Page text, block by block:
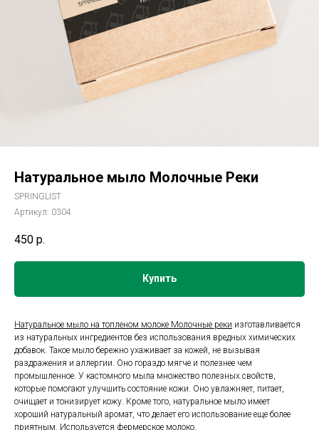
Натуральное мыло Молочные Реки
SPRINGLIST
Артикул: 0304
450 р.
Купить
Натуральное мыло на топленом молоке Молочные реки изготавливается
из натуральных ингредиентов без использования вредных химических
добавок. Такое мыло бережно ухаживает за кожей, не вызывая
раздражения и аллергии. Оно гораздо мягче и полезнее чем
промышленное. У кастомного мыла множество полезных свойств,
которые помогают улучшить состояние кожи. Оно увлажняет, питает,
очищает и тонизирует кожу. Кроме того, натуральное мыло имеет
хороший натуральный аромат, что делает его использование еще более
приятным. Используется фермерское молоко.